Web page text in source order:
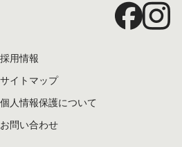
採用情報
サイトマップ
個人情報保護について
お問い合わせ